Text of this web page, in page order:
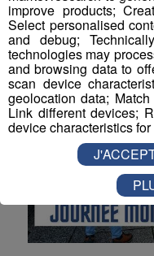
improve products;
Select personalised
and debug;
technologies may
and browsing data to
scan device
geolocation data;
Link different devices;
device characteristics